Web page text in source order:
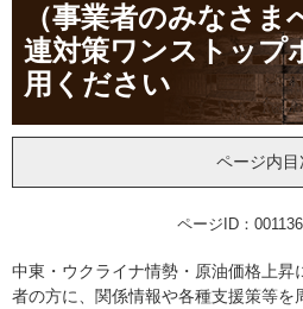
（事業者のみなさま
連対策ワンストップ
用ください
ページ内目
ページID：
中東・ウクライナ情勢・原油価格上昇
者の方に、関係情報や各種支援策等を